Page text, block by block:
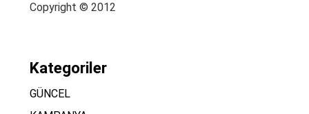
Copyright © 2012
Kategoriler
GÜNCEL